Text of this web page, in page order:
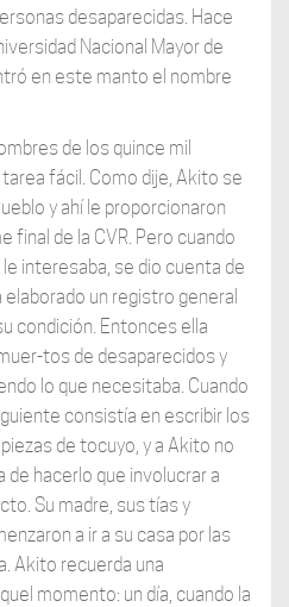
desaparecidas. Hace
Nacional Mayor de
en este manto el nombre
de los quince mil
fácil. Como dije, Akito se
y ahí le proporcionaron
final de la CVR. Pero cuando
interesaba, se dio cuenta de
un registro general
condición. Entonces ella
tos de desaparecidos y
lo que necesitaba. Cuando
consistía en escribir los
de tocuyo, y a Akito no
hacerlo que involucrar a
Su madre, sus tías y
a ir a su casa por las
Akito recuerda una
momento: un día, cuando la